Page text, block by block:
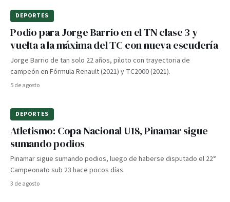
DEPORTES
Podio para Jorge Barrio en el TN clase 3 y
vuelta a la máxima del TC con nueva escudería
Jorge Barrio de tan solo 22 años, piloto con trayectoria de
campeón en Fórmula Renault (2021) y TC2000 (2021).
5 de agosto
DEPORTES
Atletismo: Copa Nacional U18, Pinamar sigue
sumando podios
Pinamar sigue sumando podios, luego de haberse disputado el 22°
Campeonato sub 23 hace pocos días.
3 de agosto